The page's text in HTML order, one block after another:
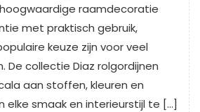
raamdecoratie
met praktisch gebruik,
keuze zijn voor veel
De collectie Diaz rolgordijnen
aan stoffen, kleuren en
elke smaak en interieurstijl te […]